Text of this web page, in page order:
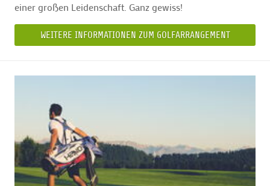
einer großen Leidenschaft. Ganz gewiss!
WEITERE INFORMATIONEN ZUM GOLFARRANGEMENT